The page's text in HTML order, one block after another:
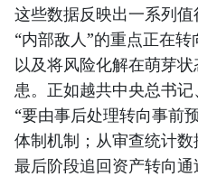
这些数据反映出一系列
“内部敌人”的重点正在
以及将风险化解在萌芽
患。正如越共中央总书
“要由事后处理转向事前
体制机制；从审查统计
最后阶段追回资产转向